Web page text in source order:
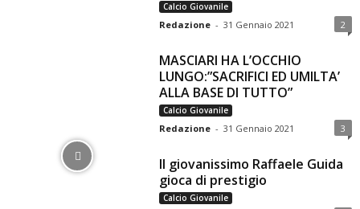
Calcio Giovanile
Redazione - 31 Gennaio 2021 2
MASCIARI HA L’OCCHIO
LUNGO:”SACRIFICI ED UMILTA’
ALLA BASE DI TUTTO”
Calcio Giovanile
Redazione - 31 Gennaio 2021 3
Il giovanissimo Raffaele Guida
gioca di prestigio
Calcio Giovanile